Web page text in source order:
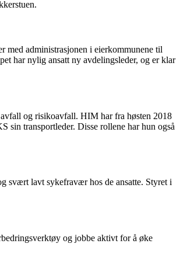
med administrasjonen i eierkommunene til
har nylig ansatt ny avdelingsleder, og er klar
og risikoavfall. HIM har fra høsten 2018
sin transportleder. Disse rollene har hun også
svært lavt sykefravær hos de ansatte. Styret i
og jobbe aktivt for å øke